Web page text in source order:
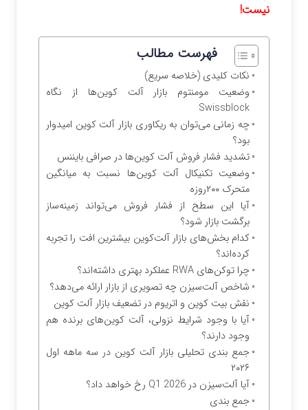
نیست!
فهرست مطالب
نکات کلیدی (خلاصه سریع)
وضعیت مومنتوم بازار آلت‌ کوین‌ها از نگاه
Swissblock
چه زمانی می‌توان به ریکاوری بازار آلت‌ کوین امیدوار
بود؟
تشدید فشار فروش آلت‌ کوین‌ها در صرافی بایننس
وضعیت تکنیکال آلت‌ کوین‌ها نسبت به میانگین
متحرک ۲۰۰روزه
آیا این سطح از فشار فروش می‌تواند زمینه‌ساز
برگشت بازار شود؟
کدام بخش‌های بازار آلت‌کوین بیشترین افت را تجربه
کرده‌اند؟
چرا توکن‌های RWA عملکرد بهتری داشته‌اند؟
شاخص آلت‌سیزن چه تصویری از بازار ارائه می‌دهد؟
نقش بیت‌ کوین و اتریوم در تضعیف بازار آلت‌ کوین
آیا با وجود شرایط نزولی، آلت‌ کوین‌های برنده هم
وجود دارند؟
جمع‌ بندی تحلیلی بازار آلت‌ کوین در سه‌ ماهه اول
۲۰۲۶
آیا آلت‌سیزن در Q1 2026 رخ خواهد داد؟
جمع بندی